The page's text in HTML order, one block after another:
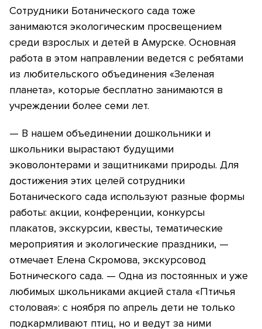
Сотрудники Ботанического сада тоже
занимаются экологическим просвещением
среди взрослых и детей в Амурске. Основная
работа в этом направлении ведется с ребятами
из любительского объединения «Зеленая
планета», которые бесплатно занимаются в
учреждении более семи лет.
— В нашем объединении дошкольники и
школьники вырастают будущими
эковолонтерами и защитниками природы. Для
достижения этих целей сотрудники
Ботанического сада используют разные формы
работы: акции, конференции, конкурсы
плакатов, экскурсии, квесты, тематические
мероприятия и экологические праздники, —
отмечает Елена Скромова, экскурсовод
Ботнического сада. — Одна из постоянных и уже
любимых школьниками акцией стала «Птичья
столовая»: с ноября по апрель дети не только
подкармливают птиц, но и ведут за ними